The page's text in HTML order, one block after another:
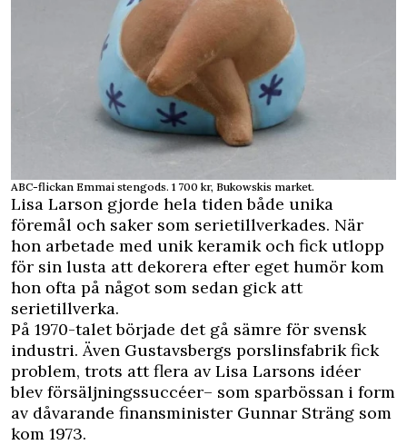
ABC-flickan Emmai stengods. 1 700 kr, Bukowskis market.
Lisa Larson gjorde hela tiden både unika
föremål och saker som serietillverkades. När
hon arbetade med unik keramik och fick utlopp
för sin lusta att dekorera efter eget humör kom
hon ofta på något som sedan gick att
serietillverka.
På 1970-talet började det gå sämre för svensk
industri. Även Gustavsbergs porslinsfabrik fick
problem, trots att flera av Lisa Larsons idéer
blev försäljningssuccéer– som sparbössan i form
av dåvarande finansminister Gunnar Sträng som
kom 1973.